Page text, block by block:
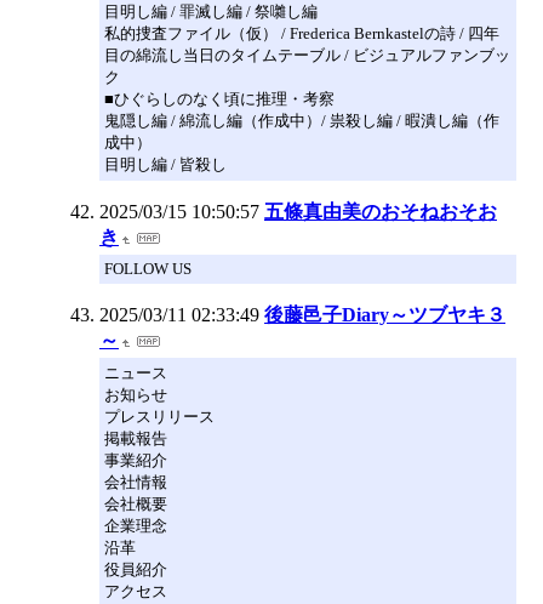
目明し編 / 罪滅し編 / 祭囃し編
私的捜査ファイル（仮） / Frederica Bernkastelの詩 / 四年
目の綿流し当日のタイムテーブル / ビジュアルファンブッ
ク
■ひぐらしのなく頃に推理・考察
鬼隠し編 / 綿流し編（作成中）/ 祟殺し編 / 暇潰し編（作
成中）
目明し編 / 皆殺し
2025/03/15 10:50:57 五條真由美のおそねおそお
き
FOLLOW US
2025/03/11 02:33:49 後藤邑子Diary～ツブヤキ３
～
ニュース
お知らせ
プレスリリース
掲載報告
事業紹介
会社情報
会社概要
企業理念
沿革
役員紹介
アクセス